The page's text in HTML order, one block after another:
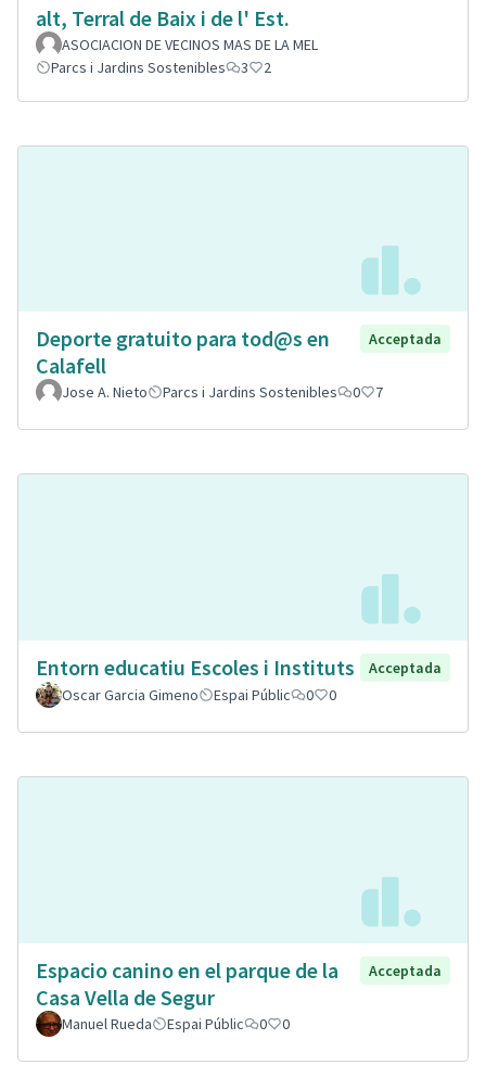
alt, Terral de Baix i de l' Est.
ASOCIACION DE VECINOS MAS DE LA MEL
Parcs i Jardins Sostenibles
3 2
Deporte gratuito para tod@s en
Calafell
Acceptada
Jose A. Nieto Parcs i Jardins Sostenibles 0 7
Entorn educatiu Escoles i Instituts
Acceptada
Oscar Garcia Gimeno
Espai Públic 0 0
Espacio canino en el parque de la
Casa Vella de Segur
Acceptada
Manuel Rueda Espai Públic 0 0